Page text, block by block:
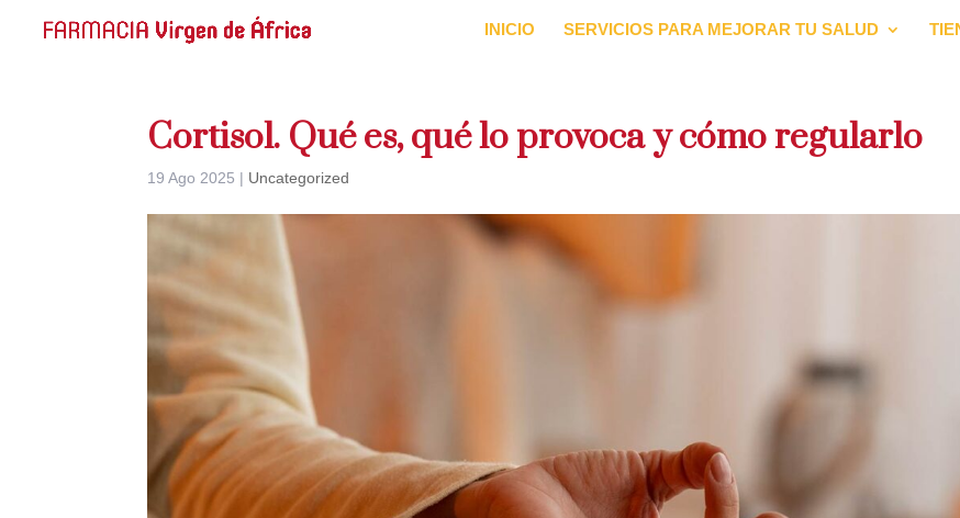
INICIO SERVICIOS PARA MEJORAR TU SALUD
Cortisol. Qué es, qué lo provoca y cómo regularlo
19 Ago 2025 | Uncategorized